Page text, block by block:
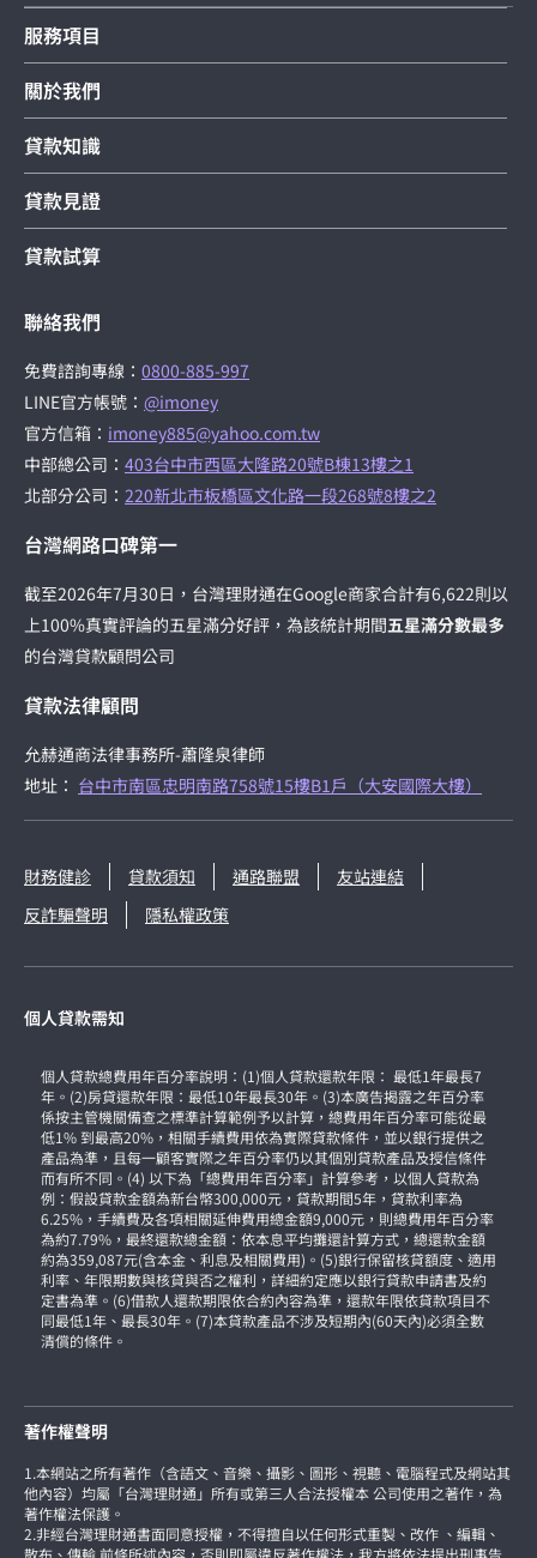
服務項目
關於我們
貸款知識
貸款見證
貸款試算
聯絡我們
免費諮詢專線： 0800-885-997
LINE官方帳號： @imoney
官方信箱： imoney885@yahoo.com.tw
中部總公司： 403台中市西區大隆路20號B棟13樓之1
北部分公司： 220新北市板橋區文化路一段268號8樓之2
台灣網路口碑第一
截至2026年7月30日，台灣理財通在Google商家合計有6,622則以
上100%真實評論的五星滿分好評，為該統計期間五星滿分數最多
的台灣貸款顧問公司
貸款法律顧問
允赫通商法律事務所-蕭隆泉律師
地址： 台中市南區忠明南路758號15樓B1戶（大安國際大樓）
財務健診 貸款須知 通路聯盟
友站連結
反詐騙聲明
隱私權政策
個人貸款需知
個人貸款總費用年百分率說明：(1)個人貸款還款年限： 最低1年最長7
年。(2)房貸還款年限：最低10年最長30年。(3)本廣告揭露之年百分率
係按主管機關備查之標準計算範例予以計算，總費用年百分率可能從最
低1% 到最高20%，相關手續費用依為實際貸款條件，並以銀行提供之
產品為準，且每一顧客實際之年百分率仍以其個別貸款產品及授信條件
而有所不同。(4) 以下為「總費用年百分率」計算參考，以個人貸款為
例：假設貸款金額為新台幣300,000元，貸款期間5年，貸款利率為
6.25%，手續費及各項相關延伸費用總金額9,000元，則總費用年百分率
為約7.79%，最終還款總金額：依本息平均攤還計算方式，總還款金額
約為359,087元(含本金、利息及相關費用)。(5)銀行保留核貸額度、適用
利率、年限期數與核貸與否之權利，詳細約定應以銀行貸款申請書及約
定書為準。(6)借款人還款期限依合約內容為準，還款年限依貸款項目不
同最低1年、最長30年。(7)本貸款產品不涉及短期內(60天內)必須全數
清償的條件。
著作權聲明
1.本網站之所有著作（含語文、音樂、攝影、圖形、視聽、電腦程式及網站其
他內容）均屬「台灣理財通」所有或第三人合法授權本 公司使用之著作，為
著作權法保護。
2.非經台灣理財通書面同意授權，不得擅自以任何形式重製、改作 、編輯、
散布、傳輸 前條所述內容，否則即屬違反著作權法，我方將依法提出刑事告